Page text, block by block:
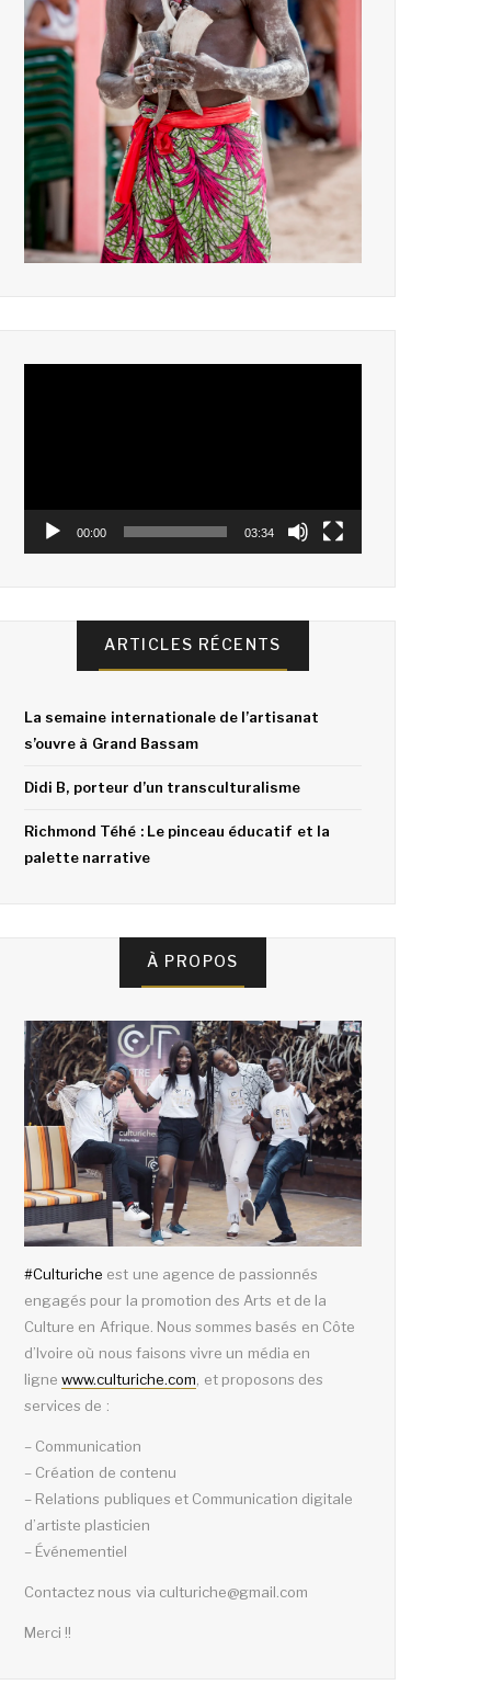
00:00 03:34
ARTICLES RÉCENTS
La semaine internationale de l’artisanat
s’ouvre à Grand Bassam
Didi B, porteur d’un transculturalisme
Richmond Téhé : Le pinceau éducatif et la
palette narrative
À PROPOS
#Culturiche est une agence de passionnés
engagés pour la promotion des Arts et de la
Culture en Afrique. Nous sommes basés en Côte
d’Ivoire où nous faisons vivre un média en
lignewww.culturiche.com , et proposons des
services de :
– Communication
– Création de contenu
– Relations publiques et Communication digitale
d’artiste plasticien
– Événementiel
Contactez nous via culturiche@gmail.com
Merci !!